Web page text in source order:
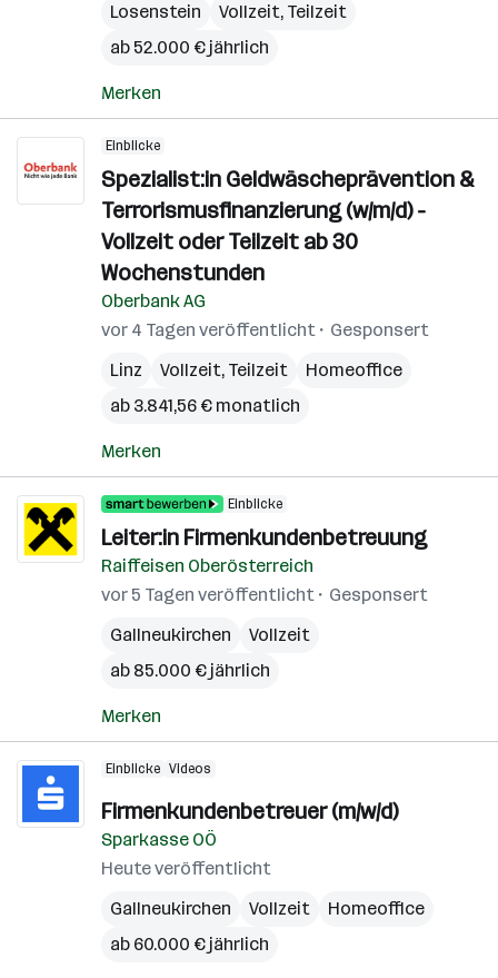
Losenstein
Vollzeit, Teilzeit
ab 52.000 € jährlich
Merken
Einblicke
Spezialist:in Geldwäscheprävention &
Terrorismusfinanzierung (w/m/d) -
Vollzeit oder Teilzeit ab 30
Wochenstunden
Oberbank AG
vor 4 Tagen veröffentlicht
Gesponsert
Linz
Vollzeit, Teilzeit
Homeoffice
ab 3.841,56 € monatlich
Merken
Einblicke
Leiter:in Firmenkundenbetreuung
Raiffeisen Oberösterreich
vor 5 Tagen veröffentlicht
Gesponsert
Gallneukirchen
Vollzeit
ab 85.000 € jährlich
Merken
Einblicke Videos
Firmenkundenbetreuer (m/w/d)
Sparkasse OÖ
Heute veröffentlicht
Gallneukirchen
Vollzeit
Homeoffice
ab 60.000 € jährlich